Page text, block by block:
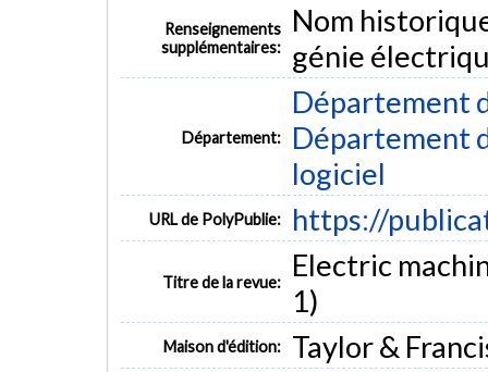
Renseignements
supplémentaires:
Nom
génie
Département:
Département
Département
logiciel
URL de PolyPublie: https://
Titre de la revue:
Electric
1)
Maison d'édition: Taylor &